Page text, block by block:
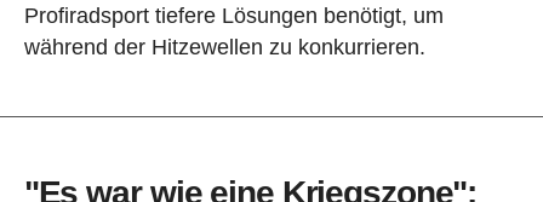
Profiradsport tiefere Lösungen benötigt, um
während der Hitzewellen zu konkurrieren.
"Es war wie eine Kriegszone":